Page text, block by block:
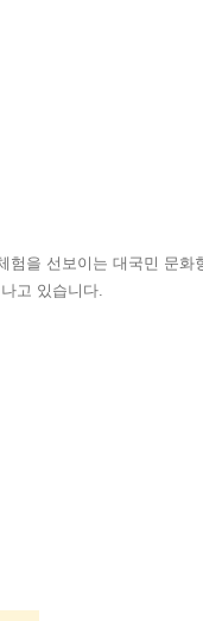
을 선보이는 대국민 문
고 있습니다.